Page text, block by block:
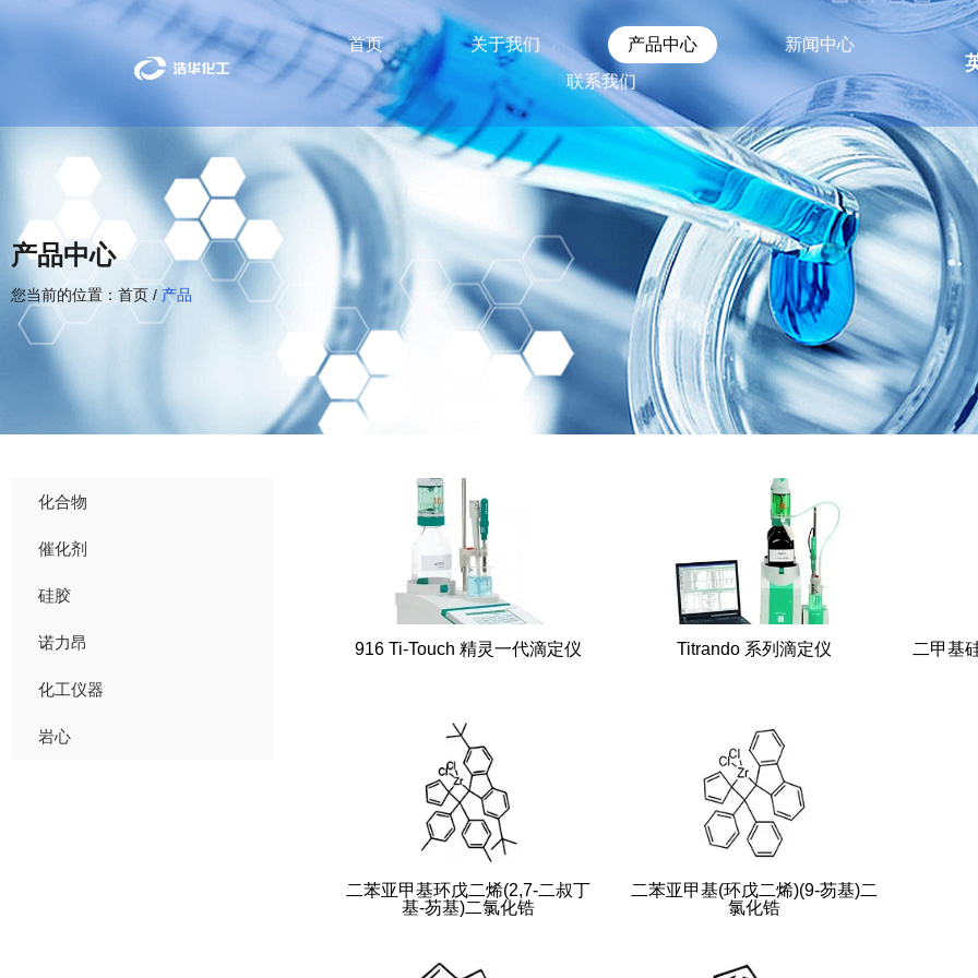
首页 关于我们 产品中心
新闻中心
联系我们
产品中心
您当前的位置：首页 / 产品
化合物
催化剂
硅胶
诺力昂
化工仪器
岩心
916 Ti-Touch 精灵一代滴定仪 Titrando 系列滴定仪 二甲基
二苯亚甲基环戊二烯(2,7-二叔丁
基-芴基)二氯化锆
二苯亚甲基(环戊二烯)(9-芴基)二
氯化锆